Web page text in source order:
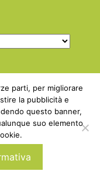
·
parti, per migliorare
la pubblicità e
questo banner,
suo elemento